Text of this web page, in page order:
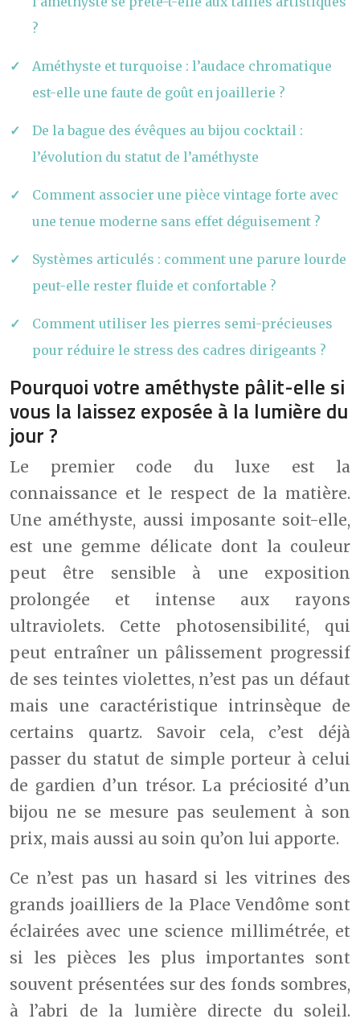
?
Améthyste et turquoise : l’audace chromatique
est-elle une faute de goût en joaillerie ?
De la bague des évêques au bijou cocktail :
l’évolution du statut de l’améthyste
Comment associer une pièce vintage forte avec
une tenue moderne sans effet déguisement ?
Systèmes articulés : comment une parure lourde
peut-elle rester fluide et confortable ?
Comment utiliser les pierres semi-précieuses
pour réduire le stress des cadres dirigeants ?
Pourquoi votre améthyste pâlit-elle si
vous la laissez exposée à la lumière du
jour ?
Le premier code du luxe est la
connaissance et le respect de la matière.
Une améthyste, aussi imposante soit-elle,
est une gemme délicate dont la couleur
peut être sensible à une exposition
prolongée et intense aux rayons
ultraviolets. Cette photosensibilité, qui
peut entraîner un pâlissement progressif
de ses teintes violettes, n’est pas un défaut
mais une caractéristique intrinsèque de
certains quartz. Savoir cela, c’est déjà
passer du statut de simple porteur à celui
de gardien d’un trésor. La préciosité d’un
bijou ne se mesure pas seulement à son
prix, mais aussi au soin qu’on lui apporte.
Ce n’est pas un hasard si les vitrines des
grands joailliers de la Place Vendôme sont
éclairées avec une science millimétrée, et
si les pièces les plus importantes sont
souvent présentées sur des fonds sombres,
à l’abri de la lumière directe du soleil.